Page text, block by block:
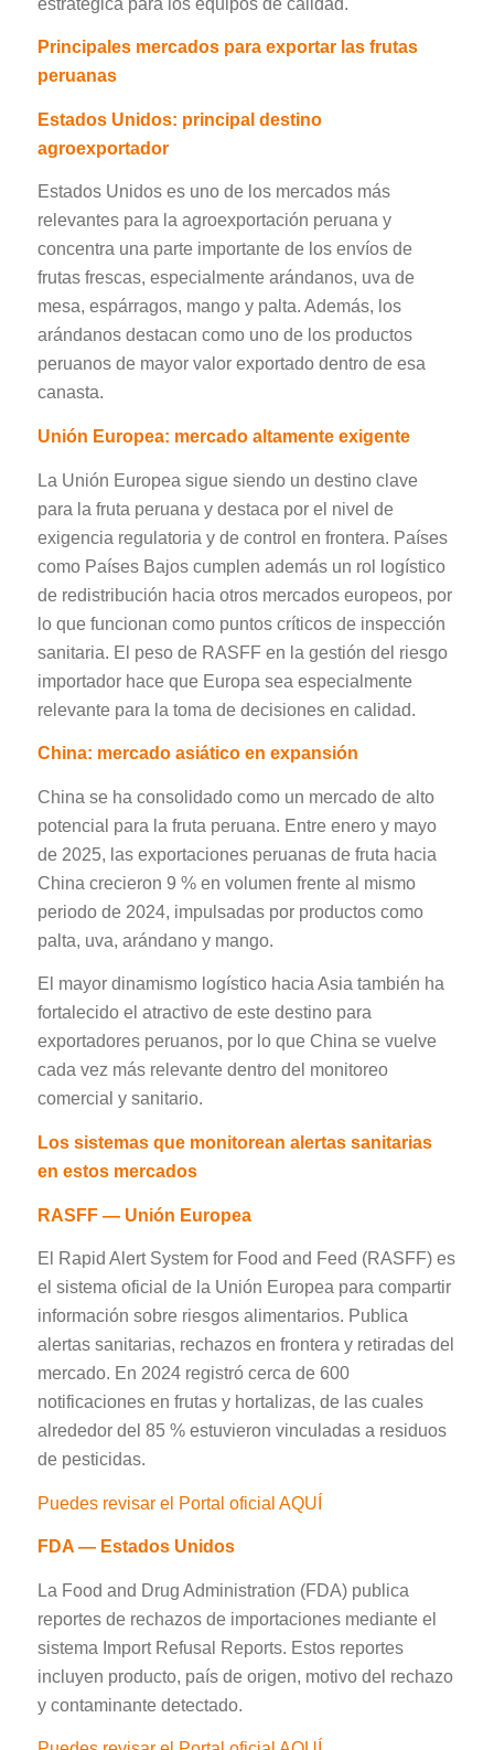
Principales mercados para exportar las frutas
peruanas
Estados Unidos: principal destino
agroexportador
Estados Unidos es uno de los mercados más
relevantes para la agroexportación peruana y
concentra una parte importante de los envíos de
frutas frescas, especialmente arándanos, uva de
mesa, espárragos, mango y palta. Además, los
arándanos destacan como uno de los productos
peruanos de mayor valor exportado dentro de esa
canasta.
Unión Europea: mercado altamente exigente
La Unión Europea sigue siendo un destino clave
para la fruta peruana y destaca por el nivel de
exigencia regulatoria y de control en frontera. Países
como Países Bajos cumplen además un rol logístico
de redistribución hacia otros mercados europeos, por
lo que funcionan como puntos críticos de inspección
sanitaria. El peso de RASFF en la gestión del riesgo
importador hace que Europa sea especialmente
relevante para la toma de decisiones en calidad.
China: mercado asiático en expansión
China se ha consolidado como un mercado de alto
potencial para la fruta peruana. Entre enero y mayo
de 2025, las exportaciones peruanas de fruta hacia
China crecieron 9 % en volumen frente al mismo
periodo de 2024, impulsadas por productos como
palta, uva, arándano y mango.
El mayor dinamismo logístico hacia Asia también ha
fortalecido el atractivo de este destino para
exportadores peruanos, por lo que China se vuelve
cada vez más relevante dentro del monitoreo
comercial y sanitario.
Los sistemas que monitorean alertas sanitarias
en estos mercados
RASFF — Unión Europea
El Rapid Alert System for Food and Feed (RASFF) es
el sistema oficial de la Unión Europea para compartir
información sobre riesgos alimentarios. Publica
alertas sanitarias, rechazos en frontera y retiradas del
mercado. En 2024 registró cerca de 600
notificaciones en frutas y hortalizas, de las cuales
alrededor del 85 % estuvieron vinculadas a residuos
de pesticidas.
Puedes revisar el Portal oficial AQUÍ
FDA — Estados Unidos
La Food and Drug Administration (FDA) publica
reportes de rechazos de importaciones mediante el
sistema Import Refusal Reports. Estos reportes
incluyen producto, país de origen, motivo del rechazo
y contaminante detectado.